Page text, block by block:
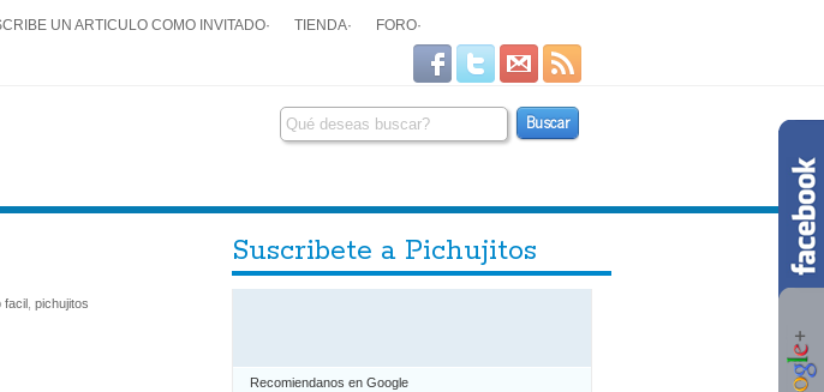
UN ARTICULO COMO INVITADO· TIENDA· FORO·
facil pichujitos
Suscribete a Pichujitos
Recomiendanos en Google